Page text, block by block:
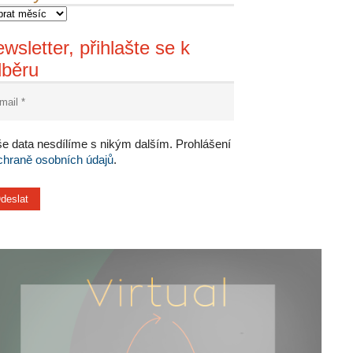
přihlašte se k
data nesdílíme s nikým dalším. Prohlášení
osobních údajů.